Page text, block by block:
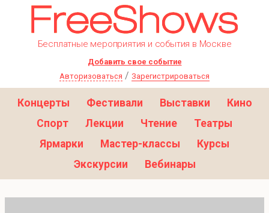
Бесплатные мероприятия и события в Москве
Добавить свое событие
Авторизоваться / Зарегистрироваться
Концерты Фестивали Выставки
Кино
Спорт
Лекции Чтение
Театры
Ярмарки
Мастер-классы
Курсы
Экскурсии
Вебинары